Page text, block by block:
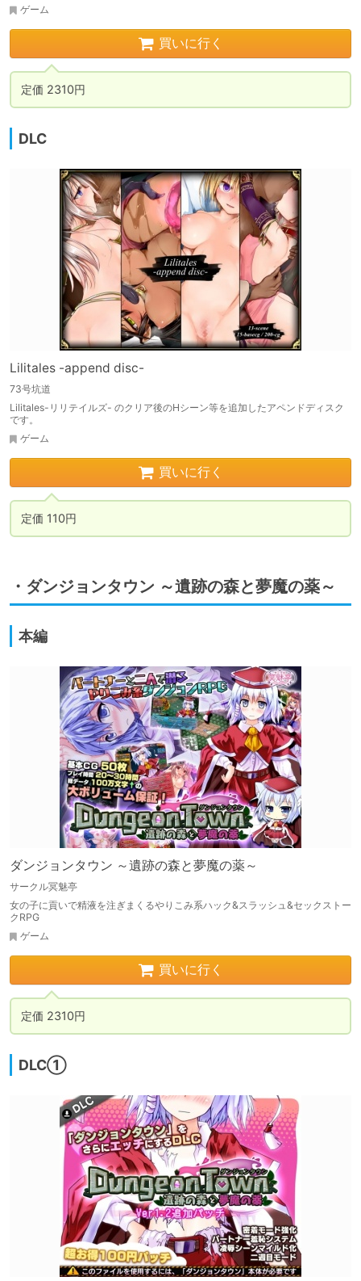
ゲーム
買いに行く
定価 2310円
DLC
Lilitales -append disc-
73号坑道
Lilitales-リリテイルズ- のクリア後のHシーン等を追加したアペンドディスク
です。
ゲーム
買いに行く
定価 110円
・ダンジョンタウン ～遺跡の森と夢魔の薬～
本編
ダンジョンタウン ～遺跡の森と夢魔の薬～
サークル冥魅亭
女の子に貢いで精液を注ぎまくるやりこみ系ハック&スラッシュ&セックストー
クRPG
ゲーム
買いに行く
定価 2310円
DLC①